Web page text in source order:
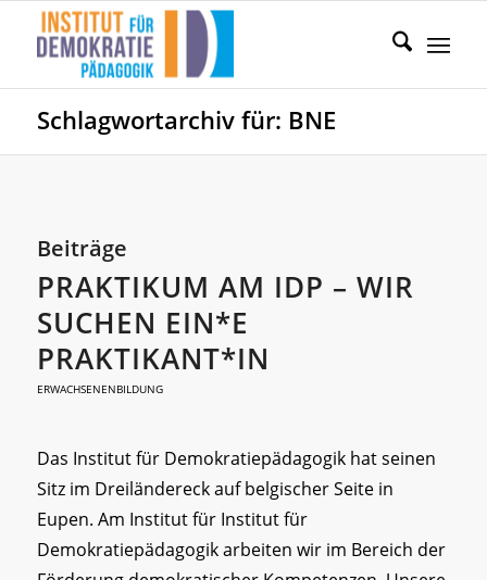
Schlagwortarchiv für: BNE
Beiträge
PRAKTIKUM AM IDP – WIR
SUCHEN EIN*E
PRAKTIKANT*IN
ERWACHSENENBILDUNG
Das Institut für Demokratiepädagogik hat seinen
Sitz im Dreiländereck auf belgischer Seite in
Eupen. Am Institut für Institut für
Demokratiepädagogik arbeiten wir im Bereich der